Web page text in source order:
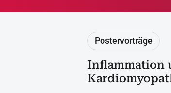
Postervorträge
Inflammation